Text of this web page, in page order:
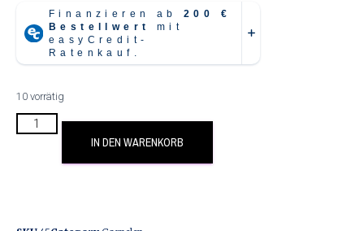
10 vorrätig
IN DEN WARENKORB